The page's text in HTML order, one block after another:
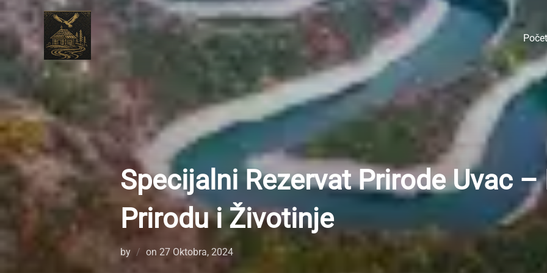
content
Specijalni Rezervat Prirode Uvac –
Prirodu i Životinje
by on Posted
27 Oktobra, 2024